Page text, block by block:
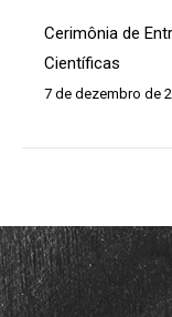
Cerimônia de
Científicas
7 de dezembro de